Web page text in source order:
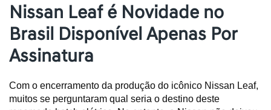
Nissan Leaf é Novidade no
Brasil Disponível Apenas Por
Assinatura
Com o encerramento da produção do icônico Nissan Leaf,
muitos se perguntaram qual seria o destino deste